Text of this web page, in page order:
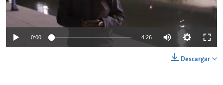
0:00 4:26
Descargar